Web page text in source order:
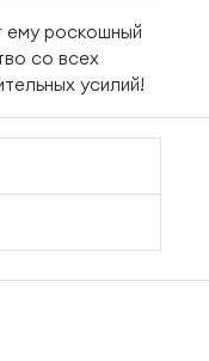
ему роскошный
со всех
усилий!